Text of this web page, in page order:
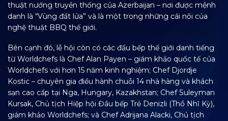
thuật nướng truyền thống của Azerbaijan – nơi được mệnh
danh là “Vùng đất lửa” và là một trong những cái nôi của
nghệ thuật BBQ thế giới.
Bên cạnh đó, lễ hội còn có các đầu bếp thế giới danh tiếng
từ Worldchefs là Chef Alan Payen – giám khảo quốc tế của
Worldchefs với hơn 15 năm kinh nghiệm; Chef Djordje
Kostic – chuyên gia điều hành chuỗi 14 nhà hàng và khách
sạn cao cấp tại Nga, Hungary, Kazakhstan; Chef Suleyman
Kursak, Chủ tịch Hiệp hội Đầu bếp Trẻ Denizli (Thổ Nhĩ Kỳ),
giám khảo Worldchefs; và Chef Adrijana Alacki, Chủ tịch